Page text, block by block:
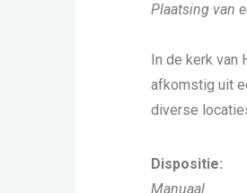
Plaatsing van
In de kerk van
afkomstig uit
diverse
Dispositie:
Manuaal